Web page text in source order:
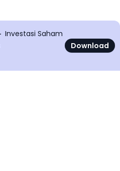
Investasi Saham
Download